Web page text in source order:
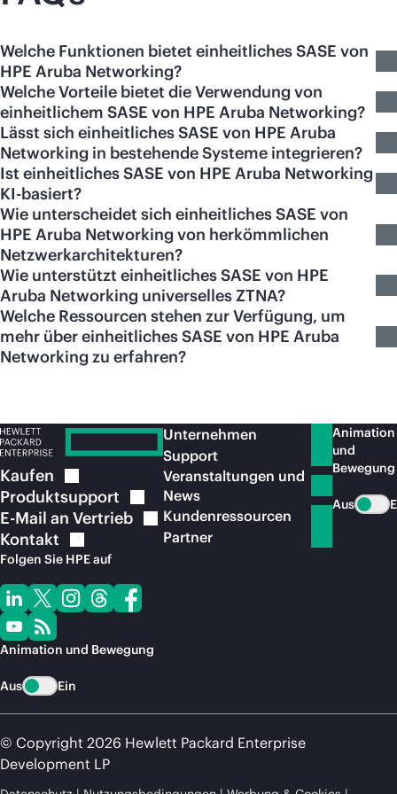
Welche Funktionen bietet einheitliches SASE von
HPE Aruba Networking?
Welche Vorteile bietet die Verwendung von
einheitlichem SASE von HPE Aruba Networking?
Lässt sich einheitliches SASE von HPE Aruba
Networking in bestehende Systeme integrieren?
Ist einheitliches SASE von HPE Aruba Networking
KI-basiert?
Wie unterscheidet sich einheitliches SASE von
HPE Aruba Networking von herkömmlichen
Netzwerkarchitekturen?
Wie unterstützt einheitliches SASE von HPE
Aruba Networking universelles ZTNA?
Welche Ressourcen stehen zur Verfügung, um
mehr über einheitliches SASE von HPE Aruba
Networking zu erfahren?
Kaufen
Produktsupport
E-Mail an Vertrieb
Kontakt
Folgen Sie HPE auf
Animation und Bewegung
Aus Ein
Unternehmen
Support
Veranstaltungen und
News
Kundenressourcen
Partner
Animation
und
Bewegung
Aus
© Copyright 2026 Hewlett Packard Enterprise
Development LP